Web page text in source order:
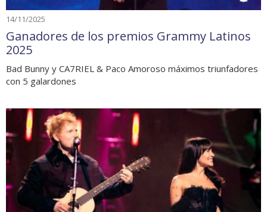
14/11/2025
Ganadores de los premios Grammy Latinos
2025
Bad Bunny y CA7RIEL & Paco Amoroso máximos triunfadores
con 5 galardones